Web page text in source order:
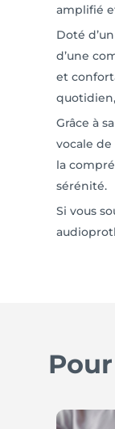
amplifié
Doté
d’une
et
Grâce à sa
vocale
la
sérénité.
Si vous